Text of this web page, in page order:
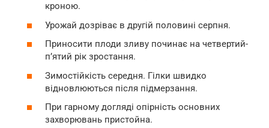
кроною.
Урожай дозріває в другій половині серпня.
Приносити плоди зливу починає на четвертий-
п’ятий рік зростання.
Зимостійкість середня. Гілки швидко
відновлюються після підмерзання.
При гарному догляді опірність основних
захворювань пристойна.